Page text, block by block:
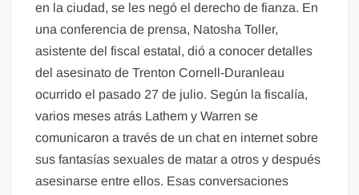
en la ciudad, se les negó el derecho de fianza. En
una conferencia de prensa, Natosha Toller,
asistente del fiscal estatal, dió a conocer detalles
del asesinato de Trenton Cornell-Duranleau
ocurrido el pasado 27 de julio. Según la fiscalía,
varios meses atrás Lathem y Warren se
comunicaron a través de un chat en internet sobre
sus fantasías sexuales de matar a otros y después
asesinarse entre ellos. Esas conversaciones